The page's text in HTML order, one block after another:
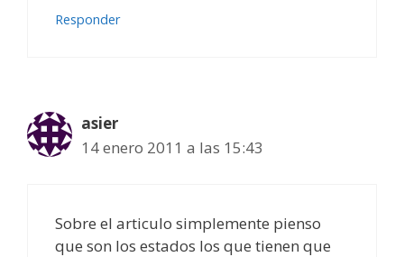
Responder
asier
14 enero 2011 a las 15:43
Sobre el articulo simplemente pienso
que son los estados los que tienen que